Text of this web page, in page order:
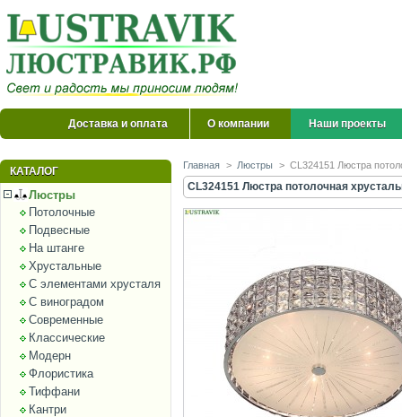
Доставка и оплата О компании Наши проекты
КАТАЛОГ
Люстры
Потолочные
Подвесные
На штанге
Хрустальные
С элементами хрусталя
С виноградом
Современные
Классические
Модерн
Флористика
Тиффани
Кантри
Главная > Люстры > CL324151 Люстра
CL324151 Люстра потолочная